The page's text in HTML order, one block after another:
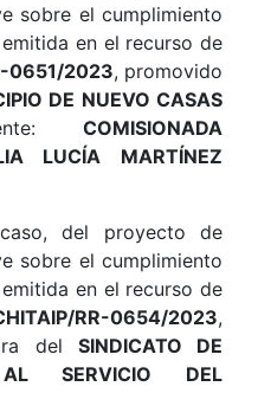
sobre el cumplimiento
en el recurso de
0651/2023, promovido
DE NUEVO CASAS
COMISIONADA
LUCÍA MARTÍNEZ
del proyecto de
sobre el cumplimiento
en el recurso de
RR-0654/2023,
del SINDICATO DE
AL SERVICIO DEL